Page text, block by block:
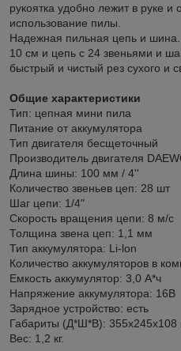
рукоятка удобно лежит в руке
использование пилы.
Надежная пильная цепь и
10 см и цепь с 24 звеньями и
быстрый и чистый рез сухого и
Общие характеристики
Тип: цепная мини пила
Питание от аккумулятора
Тип двигателя бесщеточный
Производитель двигателя
Длина шины: 100 мм / 4''
Количество звеньев цеп: 28 шт
Шаг цепи: 1/4"
Скорость вращения цепи: 8 м/с
Толщина звена цеп: 1,1 мм
Тип аккумулятора: Li-lon
Количество аккумуляторов в
Емкость аккумулятор: 3,0 А*ч
Напряжение аккумулятора: 16В
Зарядное устройство: есть
Габариты (Д*Ш*В):
Вес: 1,2 кг.